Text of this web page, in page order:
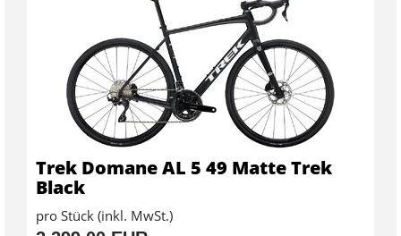
Trek Domane AL 5 49 Matte Trek
Black
pro Stück (inkl. MwSt.)